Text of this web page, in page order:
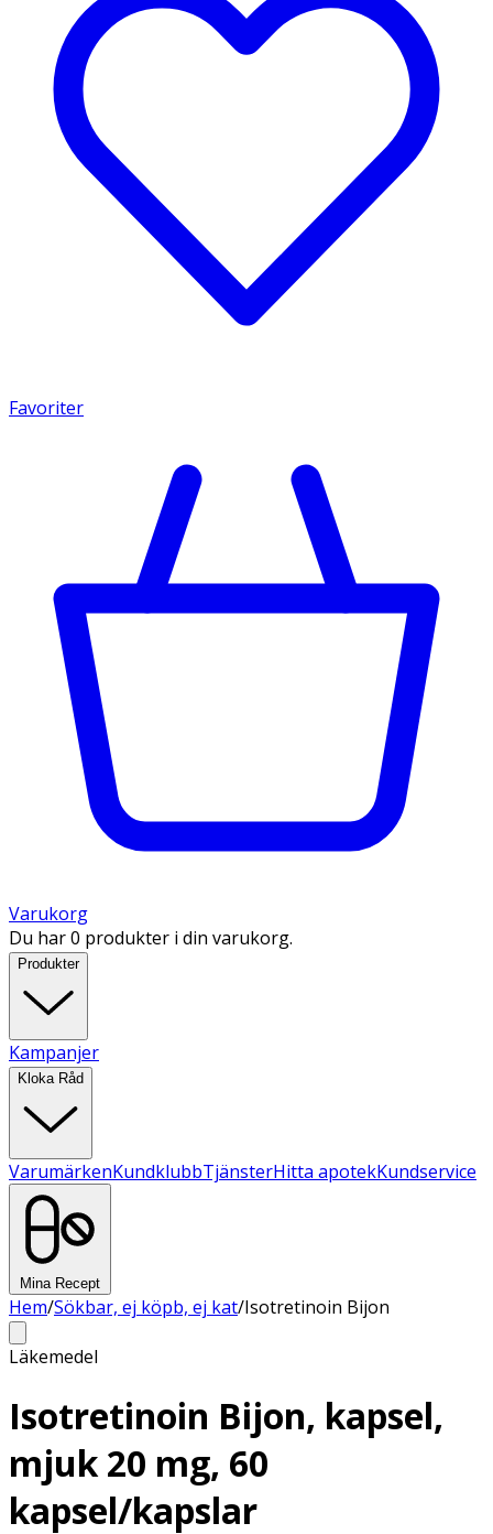
Favoriter
Varukorg
Du har 0 produkter i din varukorg.
Produkter
Kampanjer
Kloka Råd
VarumärkenKundklubbTjänsterHitta apotekKundservice
Mina Recept
Hem/Sökbar, ej köpb, ej kat/Isotretinoin Bijon
Läkemedel
Isotretinoin Bijon, kapsel,
mjuk 20 mg, 60
kapsel/kapslar